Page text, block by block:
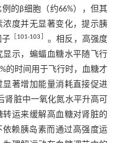
的β细胞（约66%），但其
度并无显著变化，提示胰
子
101-103
。相反，高强度
显示，蝙蝠血糖水平随飞行
的时间用于飞行时，血糖才
著增加能量消耗直接促进
肾脏中一氧化氮水平升高可
运来缓解高血糖对肾脏的
依赖胰岛素而通过高强度运